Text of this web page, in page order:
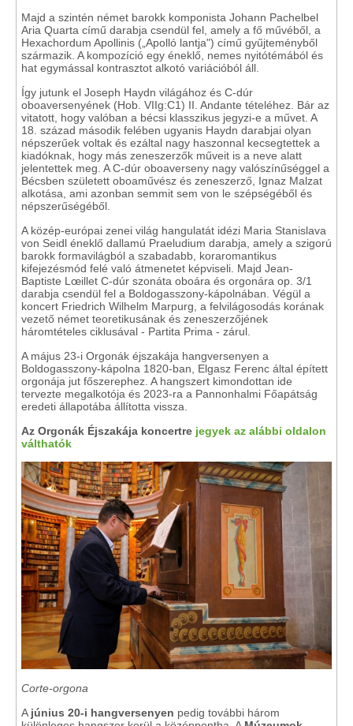
Majd a szintén német barokk komponista Johann Pachelbel
Aria Quarta című darabja csendül fel, amely a fő művéből, a
Hexachordum Apollinis („Apolló lantja") című gyűjteményből
származik. A kompozíció egy éneklő, nemes nyitótémából és
hat egymással kontrasztot alkotó variációból áll.
Így jutunk el Joseph Haydn világához és C-dúr
oboaversenyének (Hob. VIIg:C1) II. Andante tételéhez. Bár az
vitatott, hogy valóban a bécsi klasszikus jegyzi-e a művet. A
18. század második felében ugyanis Haydn darabjai olyan
népszerűek voltak és ezáltal nagy haszonnal kecsegtettek a
kiadóknak, hogy más zeneszerzők műveit is a neve alatt
jelentettek meg. A C-dúr oboaverseny nagy valószínűséggel a
Bécsben született oboaművész és zeneszerző, Ignaz Malzat
alkotása, ami azonban semmit sem von le szépségéből és
népszerűségéből.
A közép-európai zenei világ hangulatát idézi Maria Stanislava
von Seidl éneklő dallamú Praeludium darabja, amely a szigorú
barokk formavilágból a szabadabb, koraromantikus
kifejezésmód felé való átmenetet képviseli. Majd Jean-
Baptiste Lœillet C-dúr szonáta oboára és orgonára op. 3/1
darabja csendül fel a Boldogasszony-kápolnában. Végül a
koncert Friedrich Wilhelm Marpurg, a felvilágosodás korának
vezető német teoretikusának és zeneszerzőjének
háromtételes ciklusával - Partita Prima - zárul.
A május 23-i Orgonák éjszakája hangversenyen a
Boldogasszony-kápolna 1820-ban, Elgasz Ferenc által épített
orgonája jut főszerephez. A hangszert kimondottan ide
tervezte megalkotója és 2023-ra a Pannonhalmi Főapátság
eredeti állapotába állította vissza.
Az Orgonák Éjszakája koncertre jegyek az alábbi oldalon
válthatók
Corte-orgona
A június 20-i hangversenyen pedig további három